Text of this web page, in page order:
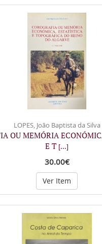
LOPES, João Baptista da Silva
OU MEMÓRIA
E T [...]
30.00€
Ver Item